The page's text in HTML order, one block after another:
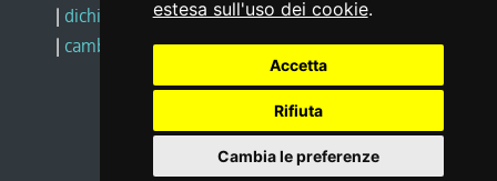
estesa sull'uso dei cookie.
Accetta
Rifiuta
Cambia le preferenze
| dichiarazione di accessibilità |feedback
| cambio preferenze cookie
Realizzato da